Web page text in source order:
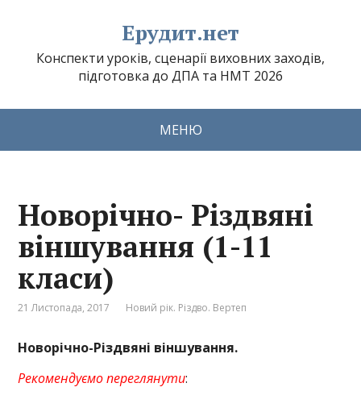
Ерудит.нет
Конспекти уроків, сценарії виховних заходів,
підготовка до ДПА та НМТ 2026
МЕНЮ
Новорічно- Різдвяні
віншування (1-11
класи)
21 Листопада, 2017 Новий рік. Різдво. Вертеп
Новорічно-Різдвяні віншування.
Рекомендуємо переглянути: